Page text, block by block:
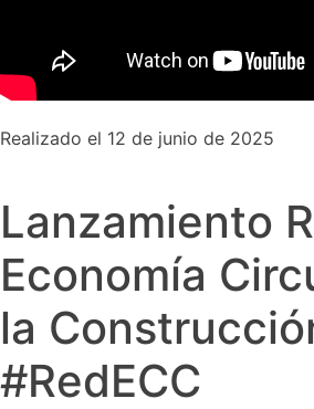
Realizado el 12 de junio de 2025
Lanzamiento
Economía
la
#RedECC